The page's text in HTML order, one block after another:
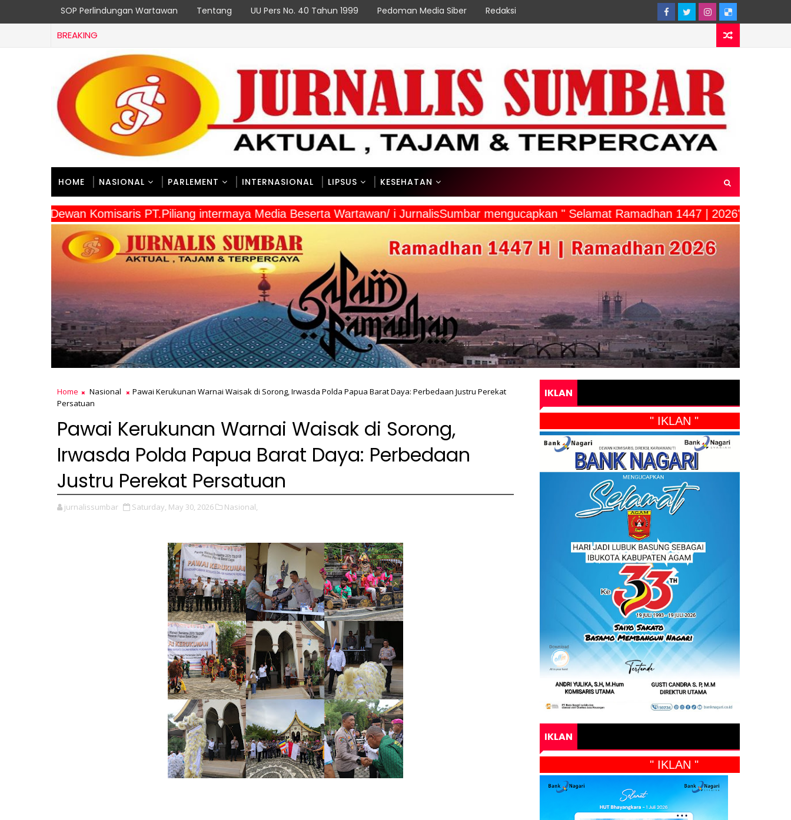
SOP Perlindungan Wartawan Tentang UU Pers No. 40 Tahun 1999 Pedoman Media Siber Redaksi
BREAKING
HOME NASIONAL PARLEMENT INTERNASIONAL LIPSUS KESEHATAN
" Dewan Komisaris PT.Piliang intermaya Media Beserta Wartawan/ i JurnalisSumbar mengucapkan " Selamat Ramadhan 1447 | 2026"
Home Nasional
Pawai Kerukunan Warnai Waisak di Sorong, Irwasda Polda Papua Barat Daya: Perbedaan Justru Perekat
Persatuan
Pawai Kerukunan Warnai Waisak di Sorong,
Irwasda Polda Papua Barat Daya: Perbedaan
Justru Perekat Persatuan
jurnalissumbar Saturday, May 30, 2026 Nasional,
IKLAN
" IKLAN "
IKLAN
" IKLAN "